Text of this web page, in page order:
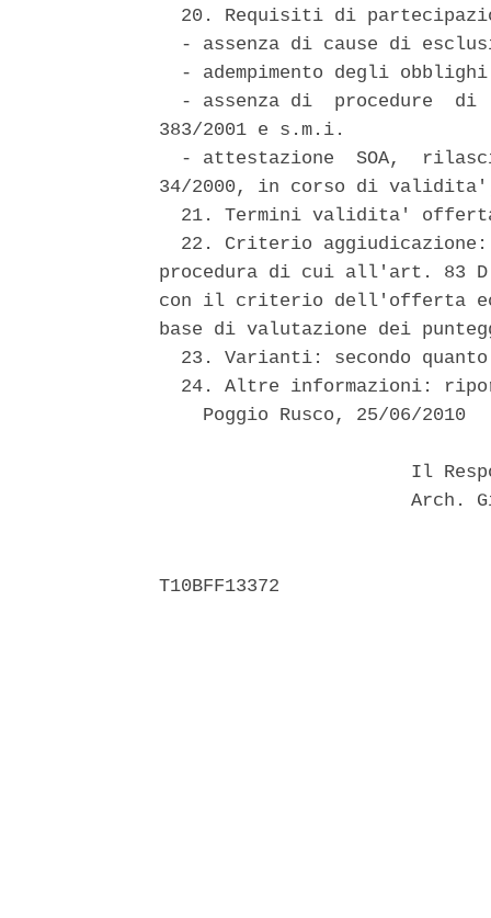
20. Requisiti di
- assenza di cause di
- adempimento degli
- assenza di  procedure  di
383/2001 e s.m.i.
- attestazione  SOA,
34/2000, in corso di
21. Termini validita'
22. Criterio
procedura di cui all'art. 83
con il criterio dell'offerta
base di valutazione dei
23. Varianti: secondo
24. Altre informazioni:
    Poggio Rusco, 25/06/2010
Il
Arch.